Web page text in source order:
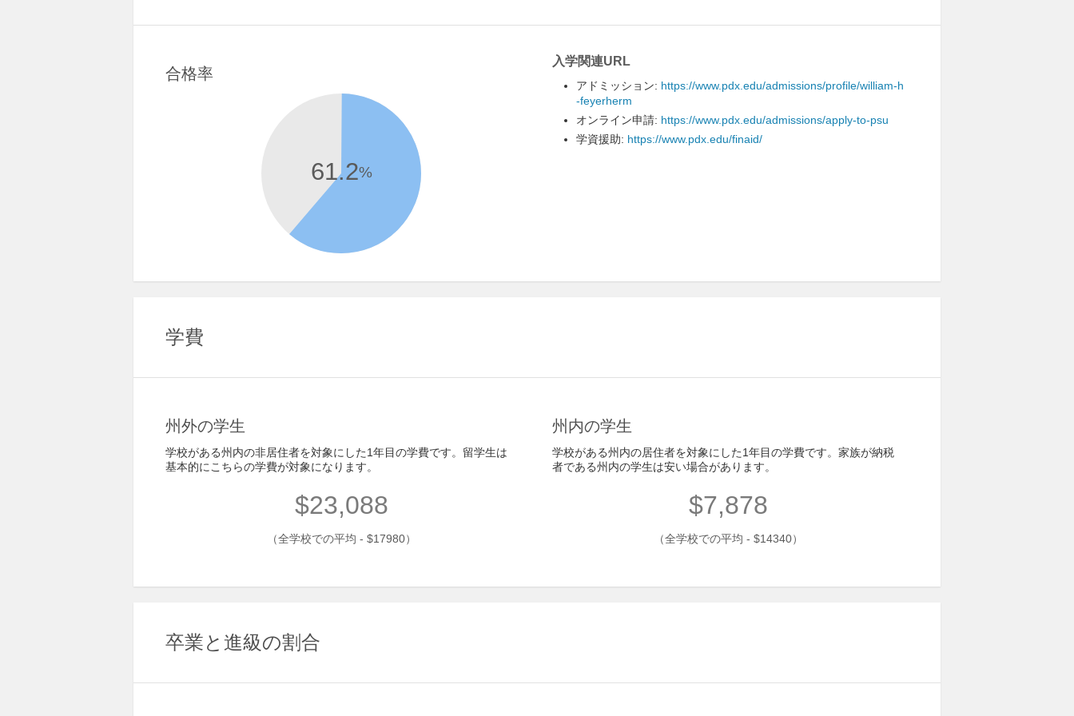
合格率
61.2%
入学関連URL
アドミッション: https://www.pdx.edu/admissions/profile/william-h
-feyerherm
オンライン申請: https://www.pdx.edu/admissions/apply-to-psu
学資援助: https://www.pdx.edu/finaid/
学費
州外の学生
学校がある州内の非居住者を対象にした1年目の学費です。留学生は
基本的にこちらの学費が対象になります。
$23,088
（全学校での平均 - $17980）
州内の学生
学校がある州内の居住者を対象にした1年目の学費です。家族が納税
者である州内の学生は安い場合があります。
$7,878
（全学校での平均 - $14340）
卒業と進級の割合